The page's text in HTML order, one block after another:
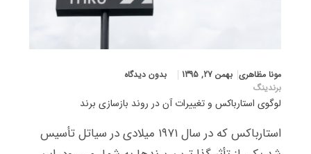
مونا مظاهری بهمن 27, 1395
بدون دیدگاه
برندینگ
لوگوی استارباکس و تغییرات آن در روند بازسازی برند
استارباکس که در سال ۱۹۷۱ میلادی در سیاتل تأسیس